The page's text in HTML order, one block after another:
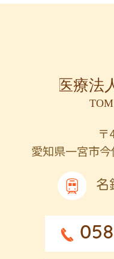
愛知県一宮市
名